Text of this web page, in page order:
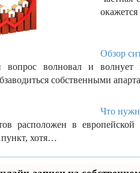
Обзор
вопрос волновал и волнует
собственными
Что
расположен в
хотя…